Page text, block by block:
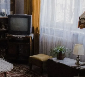
majke? Sve što